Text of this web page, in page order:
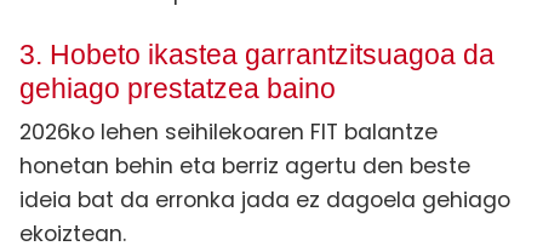
3. Hobeto ikastea garrantzitsuagoa da
gehiago prestatzea baino
2026ko lehen seihilekoaren FIT balantze
honetan behin eta berriz agertu den beste
ideia bat da erronka jada ez dagoela gehiago
ekoiztean.